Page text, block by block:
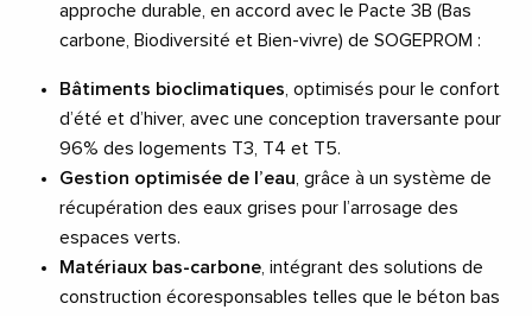
approche durable, en accord avec le Pacte 3B (Bas
carbone, Biodiversité et Bien-vivre) de SOGEPROM :
Bâtiments bioclimatiques , optimisés pour le confort
d’été et d’hiver, avec une conception traversante pour
96% des logements T3, T4 et T5.
Gestion optimisée de l’eau , grâce à un système de
récupération des eaux grises pour l’arrosage des
espaces verts.
Matériaux bas-carbone , intégrant des solutions de
construction écoresponsables telles que le béton bas